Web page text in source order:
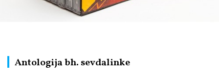
Antologija bh. sevdalinkeKomplet-